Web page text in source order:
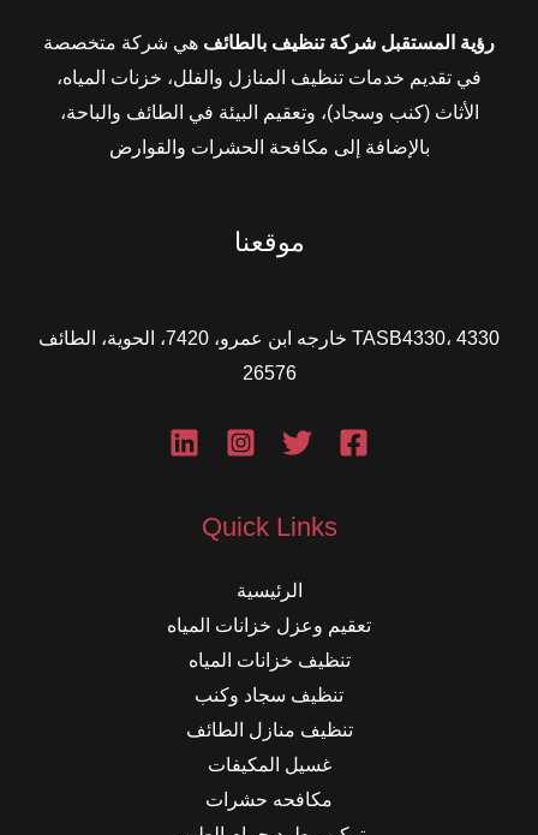
رؤية المستقبل شركة تنظيف بالطائف هي شركة متخصصة
في تقديم خدمات تنظيف المنازل والفلل، خزنات المياه،
الأثاث (كنب وسجاد)، وتعقيم البيئة في الطائف والباحة،
بالإضافة إلى مكافحة الحشرات والقوارض
موقعنا
TASB4330، 4330 خارجه ابن عمرو، 7420، الحوية، الطائف
26576
Quick Links
الرئيسية
تعقيم وعزل خزانات المياه
تنظيف خزانات المياه
تنظيف سجاد وكنب
تنظيف منازل الطائف
غسيل المكيفات
مكافحه حشرات